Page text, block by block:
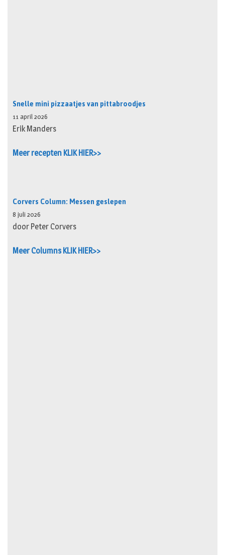
Snelle mini pizzaatjes van pittabroodjes
11 april 2026
Erik Manders
Meer recepten KLIK HIER>>
Corvers Column: Messen geslepen
8 juli 2026
door Peter Corvers
Meer Columns KLIK HIER>>